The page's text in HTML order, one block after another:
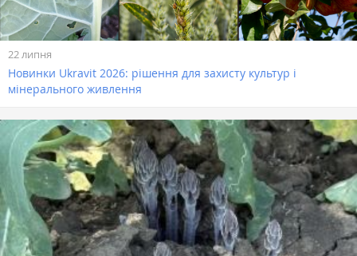
22 липня
Новинки Ukravit 2026: рішення для захисту культур і
мінерального живлення